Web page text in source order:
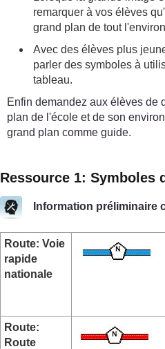
remarquer à vos élèves
grand plan de tout
Avec des élèves plus
parler des symboles à
tableau.
Enfin demandez aux élèves de
plan de l'école et de son
grand plan comme guide.
Ressource 1: Symboles
Information préliminaire
Route: Voie
rapide
nationale
Route:
Route